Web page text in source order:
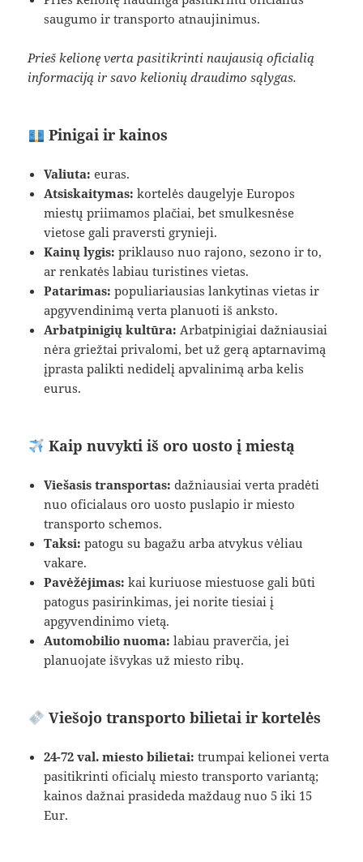
saugumo ir transporto atnaujinimus.
Prieš kelionę verta pasitikrinti naujausią oficialią
informaciją ir savo kelionių draudimo sąlygas.
Pinigai ir kainos
Valiuta: euras.
Atsiskaitymas: kortelės daugelyje Europos
miestų priimamos plačiai, bet smulkesnėse
vietose gali praversti grynieji.
Kainų lygis: priklauso nuo rajono, sezono ir to,
ar renkatės labiau turistines vietas.
Patarimas: populiariausias lankytinas vietas ir
apgyvendinimą verta planuoti iš anksto.
Arbatpinigių kultūra: Arbatpinigiai dažniausiai
nėra griežtai privalomi, bet už gerą aptarnavimą
įprasta palikti nedidelį apvalinimą arba kelis
eurus.
Kaip nuvykti iš oro uosto į miestą
Viešasis transportas: dažniausiai verta pradėti
nuo oficialaus oro uosto puslapio ir miesto
transporto schemos.
Taksi: patogu su bagažu arba atvykus vėliau
vakare.
Pavėžėjimas: kai kuriuose miestuose gali būti
patogus pasirinkimas, jei norite tiesiai į
apgyvendinimo vietą.
Automobilio nuoma: labiau praverčia, jei
planuojate išvykas už miesto ribų.
Viešojo transporto bilietai ir kortelės
24-72 val. miesto bilietai: trumpai kelionei verta
pasitikrinti oficialų miesto transporto variantą;
kainos dažnai prasideda maždaug nuo 5 iki 15
Eur.